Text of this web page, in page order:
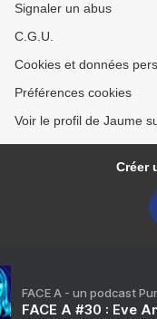
Signaler un abus
C.G.U.
Cookies et données
Préférences cookies
Voir le profil de Jaume
Créer
FACE A - un podcast
FACE A #30 : Eve